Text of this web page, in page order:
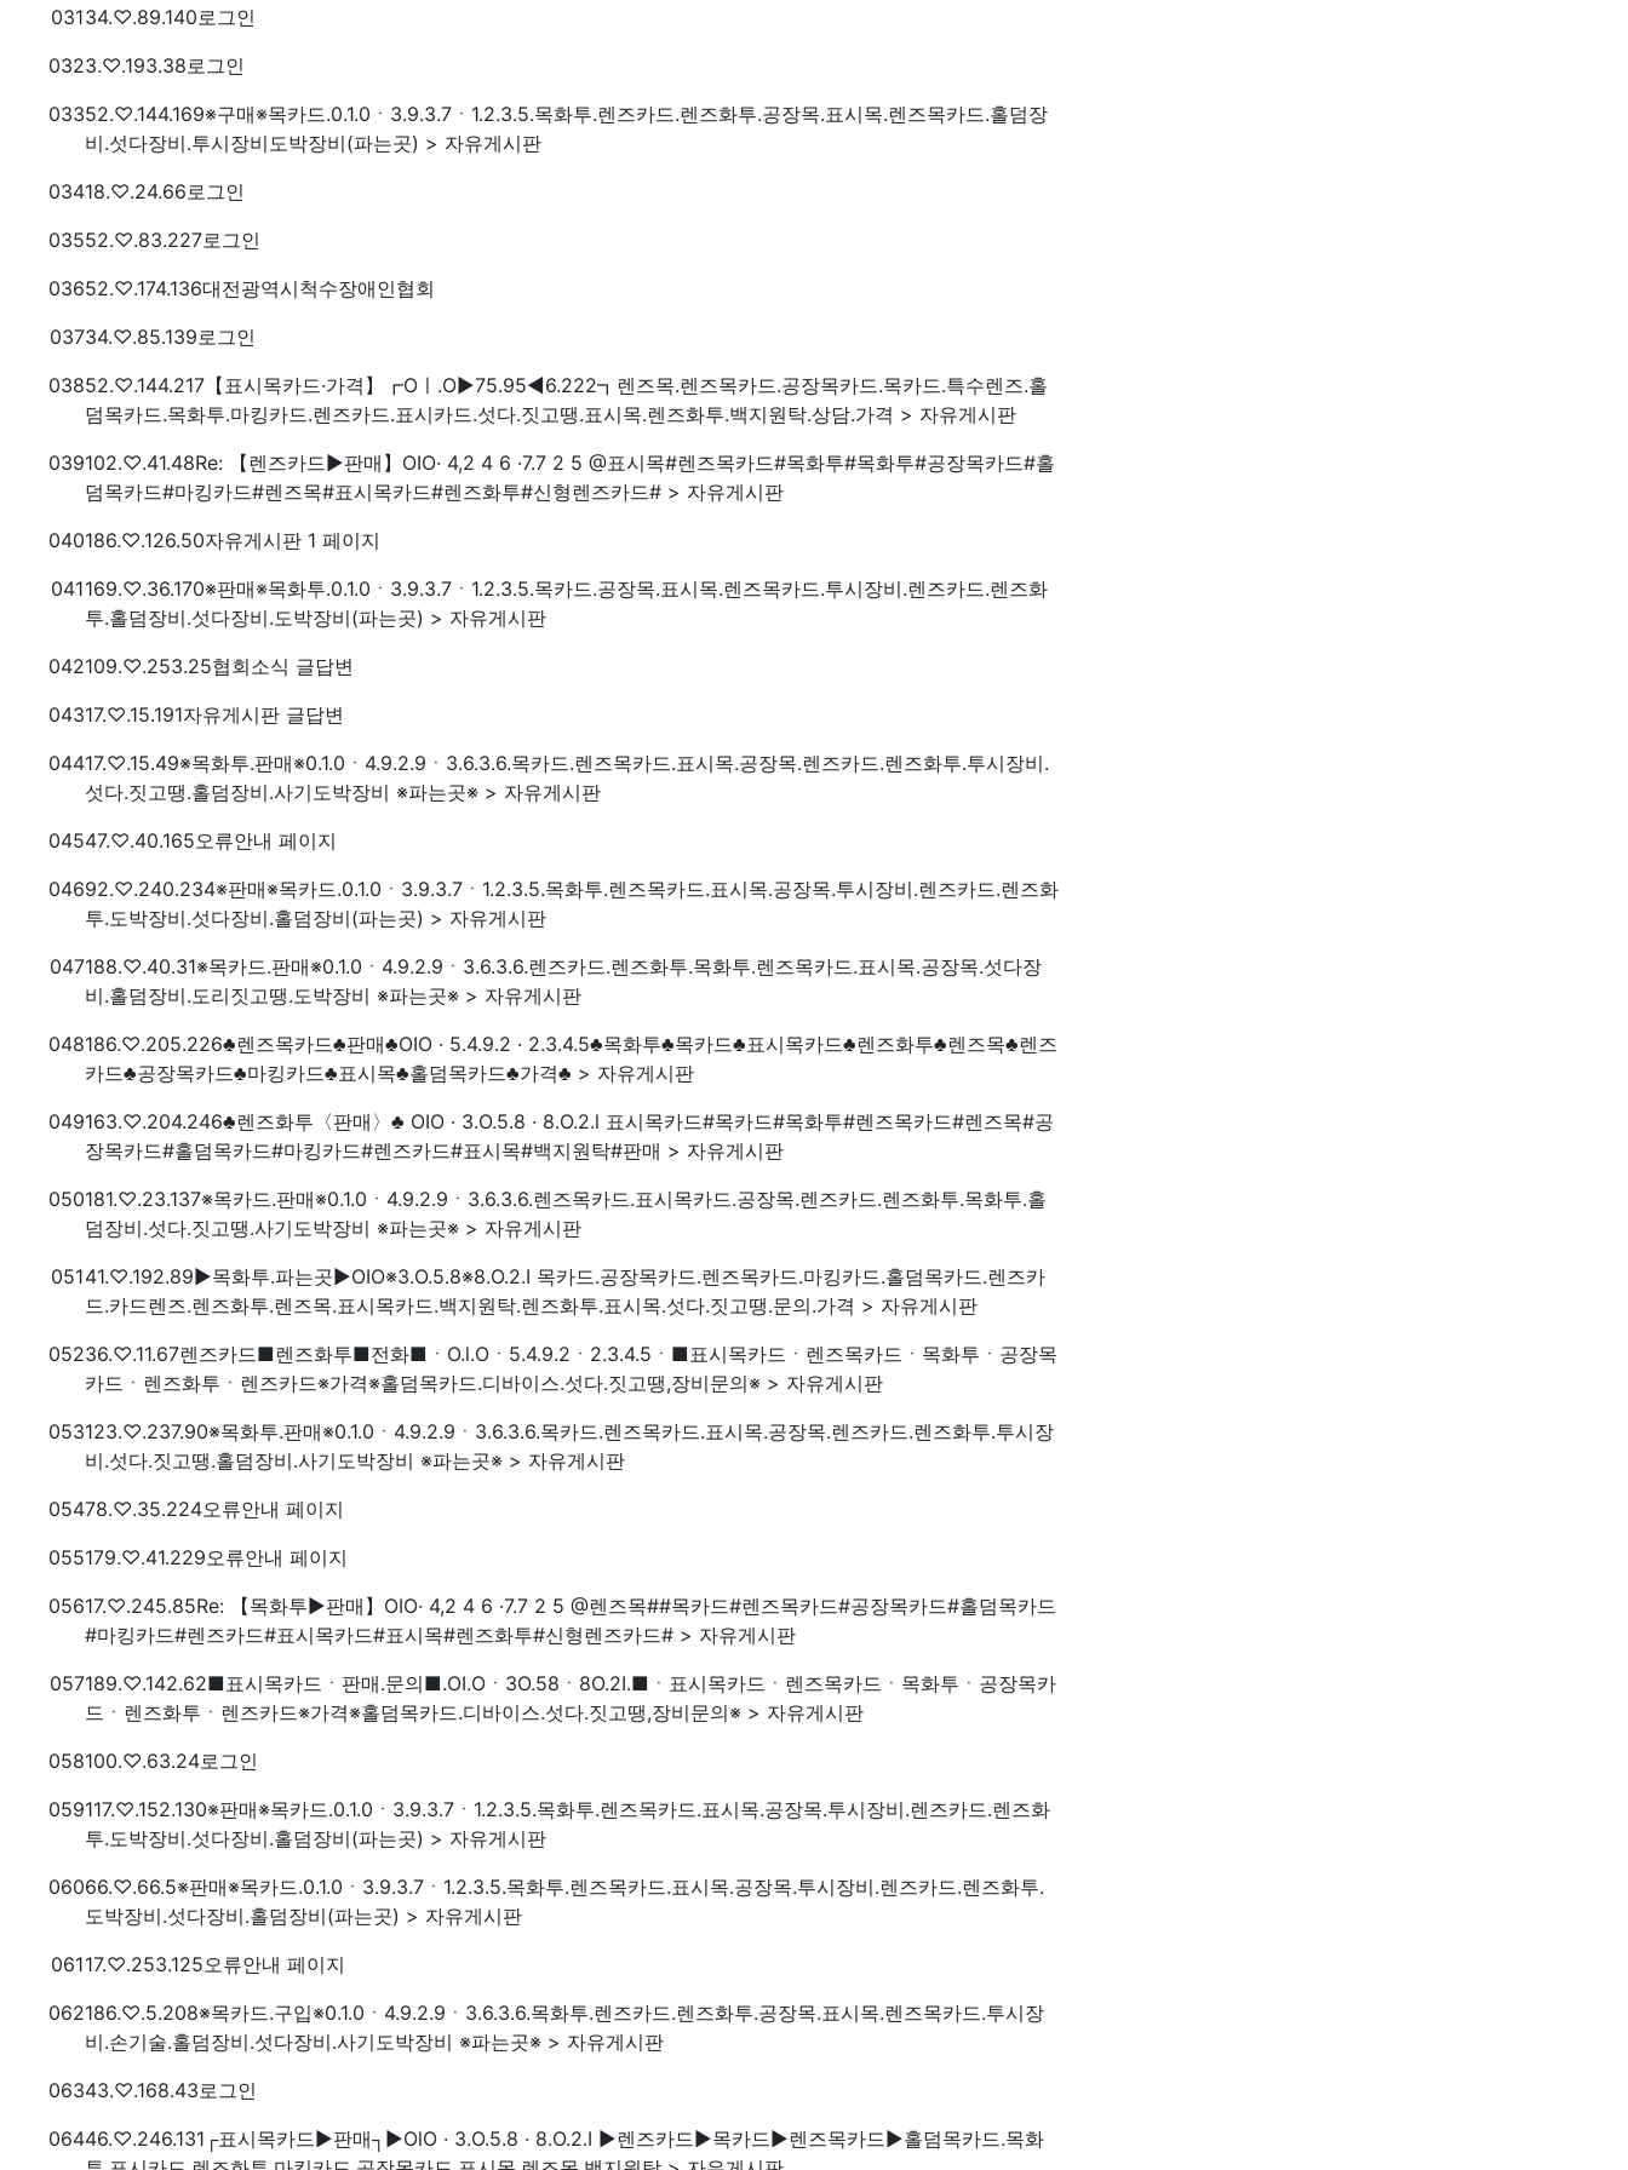
번호
031접속자
34.♡.89.140 로그인
번호
032접속자
3.♡.193.38 로그인
번호
033접속자
52.♡.144.169※구매※목카드.0.1.0ㆍ3.9.3.7ㆍ1.2.3.5.목화투.렌즈카드.렌즈화투.공장목.표시목.렌즈목카드.홀덤장
비.섯다장비.투시장비도박장비(파는곳) > 자유게시판
번호
034접속자
18.♡.24.66 로그인
번호
035접속자
52.♡.83.227로그인
번호
036접속자
52.♡.174.136대전광역시척수장애인협회
번호
037접속자
34.♡.85.139 로그인
번호
038접속자
52.♡.144.217 【표시목카드·가격】┏Oㅣ.O▶75.95◀6.222┓렌즈목.렌즈목카드.공장목카드.목카드.특수렌즈.홀
덤목카드.목화투.마킹카드.렌즈카드.표시카드.섯다.짓고땡.표시목.렌즈화투.백지원탁.상담.가격 > 자유게시판
번호
039접속자
102.♡.41.48Re: 【렌즈카드▶판매】OIO· 4,2 4 6 ·7.7 2 5 @표시목#렌즈목카드#목화투#목화투#공장목카드#홀
덤목카드#마킹카드#렌즈목#표시목카드#렌즈화투#신형렌즈카드# > 자유게시판
번호
040접속자
186.♡.126.50자유게시판 1 페이지
번호
041접속자
169.♡.36.170※판매※목화투.0.1.0ㆍ3.9.3.7ㆍ1.2.3.5.목카드.공장목.표시목.렌즈목카드.투시장비.렌즈카드.렌즈화
투.홀덤장비.섯다장비.도박장비(파는곳) > 자유게시판
번호
042접속자
109.♡.253.25협회소식 글답변
번호
043접속자
17.♡.15.191자유게시판 글답변
번호
044접속자
17.♡.15.49※목화투.판매※0.1.0ㆍ4.9.2.9ㆍ3.6.3.6.목카드.렌즈목카드.표시목.공장목.렌즈카드.렌즈화투.투시장비.
섯다.짓고땡.홀덤장비.사기도박장비 ※파는곳※ > 자유게시판
번호
045접속자
47.♡.40.165오류안내 페이지
번호
046접속자
92.♡.240.234※판매※목카드.0.1.0ㆍ3.9.3.7ㆍ1.2.3.5.목화투.렌즈목카드.표시목.공장목.투시장비.렌즈카드.렌즈화
투.도박장비.섯다장비.홀덤장비(파는곳) > 자유게시판
번호
047접속자
188.♡.40.31※목카드.판매※0.1.0ㆍ4.9.2.9ㆍ3.6.3.6.렌즈카드.렌즈화투.목화투.렌즈목카드.표시목.공장목.섯다장
비.홀덤장비.도리짓고땡.도박장비 ※파는곳※ > 자유게시판
번호
048접속자
186.♡.205.226♣렌즈목카드♣판매♣OIO · 5.4.9.2 · 2.3.4.5♣목화투♣목카드♣표시목카드♣렌즈화투♣렌즈목♣렌즈
카드♣공장목카드♣마킹카드♣표시목♣홀덤목카드♣가격♣ > 자유게시판
번호
049접속자
163.♡.204.246♣렌즈화투〈판매〉♣ OIO · 3.O.5.8 · 8.O.2.l 표시목카드#목카드#목화투#렌즈목카드#렌즈목#공
장목카드#홀덤목카드#마킹카드#렌즈카드#표시목#백지원탁#판매 > 자유게시판
번호
050접속자
181.♡.23.137※목카드.판매※0.1.0ㆍ4.9.2.9ㆍ3.6.3.6.렌즈목카드.표시목카드.공장목.렌즈카드.렌즈화투.목화투.홀
덤장비.섯다.짓고땡.사기도박장비 ※파는곳※ > 자유게시판
번호
051접속자
41.♡.192.89▶목화투.파는곳▶OIO※3.O.5.8※8.O.2.I 목카드.공장목카드.렌즈목카드.마킹카드.홀덤목카드.렌즈카
드.카드렌즈.렌즈화투.렌즈목.표시목카드.백지원탁.렌즈화투.표시목.섯다.짓고땡.문의.가격 > 자유게시판
번호
052접속자
36.♡.11.67렌즈카드■렌즈화투■전화■ㆍO.l.Oㆍ5.4.9.2ㆍ2.3.4.5ㆍ■표시목카드ㆍ렌즈목카드ㆍ목화투ㆍ공장목
카드ㆍ렌즈화투ㆍ렌즈카드※가격※홀덤목카드.디바이스.섯다.짓고땡,장비문의※ > 자유게시판
번호
053접속자
123.♡.237.90※목화투.판매※0.1.0ㆍ4.9.2.9ㆍ3.6.3.6.목카드.렌즈목카드.표시목.공장목.렌즈카드.렌즈화투.투시장
비.섯다.짓고땡.홀덤장비.사기도박장비 ※파는곳※ > 자유게시판
번호
054접속자
78.♡.35.224오류안내 페이지
번호
055접속자
179.♡.41.229오류안내 페이지
번호
056접속자
17.♡.245.85Re: 【목화투▶판매】OIO· 4,2 4 6 ·7.7 2 5 @렌즈목##목카드#렌즈목카드#공장목카드#홀덤목카드
#마킹카드#렌즈카드#표시목카드#표시목#렌즈화투#신형렌즈카드# > 자유게시판
번호
057접속자
189.♡.142.62■표시목카드ㆍ판매.문의■.OI.Oㆍ3O.58ㆍ8O.2I.■ㆍ표시목카드ㆍ렌즈목카드ㆍ목화투ㆍ공장목카
드ㆍ렌즈화투ㆍ렌즈카드※가격※홀덤목카드.디바이스.섯다.짓고땡,장비문의※ > 자유게시판
번호
058접속자
100.♡.63.24로그인
번호
059접속자
117.♡.152.130※판매※목카드.0.1.0ㆍ3.9.3.7ㆍ1.2.3.5.목화투.렌즈목카드.표시목.공장목.투시장비.렌즈카드.렌즈화
투.도박장비.섯다장비.홀덤장비(파는곳) > 자유게시판
번호
060접속자
66.♡.66.5※판매※목카드.0.1.0ㆍ3.9.3.7ㆍ1.2.3.5.목화투.렌즈목카드.표시목.공장목.투시장비.렌즈카드.렌즈화투.
도박장비.섯다장비.홀덤장비(파는곳) > 자유게시판
번호
061접속자
17.♡.253.125오류안내 페이지
번호
062접속자
186.♡.5.208※목카드.구입※0.1.0ㆍ4.9.2.9ㆍ3.6.3.6.목화투.렌즈카드.렌즈화투.공장목.표시목.렌즈목카드.투시장
비.손기술.홀덤장비.섯다장비.사기도박장비 ※파는곳※ > 자유게시판
번호
063접속자
43.♡.168.43 로그인
번호
064접속자
46.♡.246.131 ┌표시목카드▶판매┐▶OlO · 3.O.5.8 · 8.O.2.I ▶렌즈카드▶목카드▶렌즈목카드▶홀덤목카드.목화